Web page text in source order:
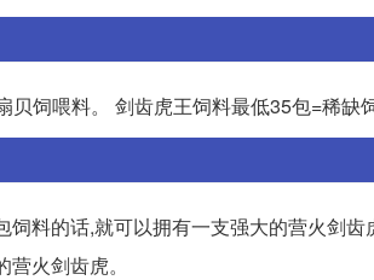
饲喂料。 剑齿虎王饲料最低35包=稀缺
料的话,就可以拥有一支强大的营火剑
火剑齿虎。